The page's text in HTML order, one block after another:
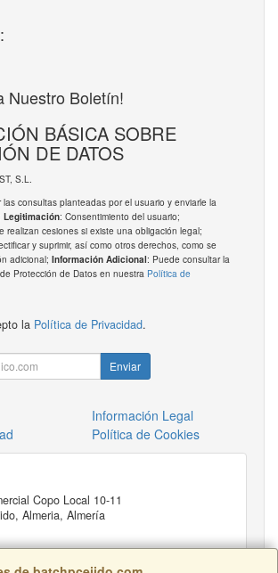
Nuestro Boletín!
BÁSICA SOBRE
DE DATOS
S.L.
las consultas planteadas por el usuario y enviarle la
Legitimación: Consentimiento del usuario;
realizan cesiones si existe una obligación legal;
y suprimir, así como otros derechos, como se
adicional; Información Adicional: Puede consultar la
Protección de Datos en nuestra Política de
la Política de Privacidad.
Enviar
Información Legal
Política de Cookies
Copo Local 10-11
Almeria, Almería